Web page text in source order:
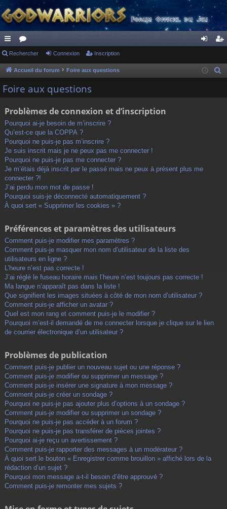
ac
co
ur
s
or
u ne cri
Rechercher Connexion Inscription
Accueil du forum Foire aux questions
Foire aux questions
Problèmes de connexion et d’inscription
Pourquoi ai-je besoin de m’inscrire ?
Qu’est-ce que la COPPA ?
Pourquoi ne puis-je pas m’inscrire ?
Je suis inscrit mais je ne peux pas me connecter !
Pourquoi ne puis-je pas me connecter ?
Je m’étais déjà inscrit par le passé mais ne peux à présent plus me
connecter ?!
J’ai perdu mon mot de passe !
Pourquoi suis-je déconnecté automatiquement ?
À quoi sert « Supprimer les cookies » ?
Préférences et paramètres des utilisateurs
Comment puis-je modifier mes paramètres ?
Comment puis-je masquer mon nom d’utilisateur de la liste des
utilisateurs en ligne ?
L’heure n’est pas correcte !
J’ai réglé le fuseau horaire mais l’heure n’est toujours pas correcte !
Ma langue n’apparaît pas dans la liste !
Que signifient les images situées à côté de mon nom d’utilisateur ?
Comment puis-je afficher un avatar ?
Quel est mon rang et comment puis-je le modifier ?
Pourquoi m’est-il demandé de me connecter lorsque je clique sur le lien
de courrier électronique d’un utilisateur ?
Problèmes de publication
Comment puis-je publier un nouveau sujet ou une réponse ?
Comment puis-je modifier ou supprimer un message ?
Comment puis-je insérer une signature à mon message ?
Comment puis-je créer un sondage ?
Pourquoi ne puis-je pas ajouter plus d’options à un sondage ?
Comment puis-je modifier ou supprimer un sondage ?
Pourquoi ne puis-je pas accéder à un forum ?
Pourquoi ne puis-je pas transférer de pièces jointes ?
Pourquoi ai-je reçu un avertissement ?
Comment puis-je rapporter des messages à un modérateur ?
À quoi sert le bouton « Enregistrer comme brouillon » affiché lors de la
rédaction d’un sujet ?
Pourquoi mon message a-t-il besoin d’être approuvé ?
Comment puis-je remonter mes sujets ?